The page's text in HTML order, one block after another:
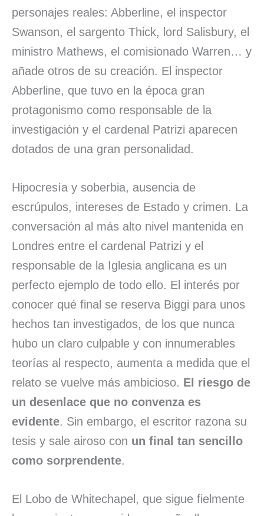
personajes reales: Abberline, el inspector
Swanson, el sargento Thick, lord Salisbury, el
ministro Mathews, el comisionado Warren… y
añade otros de su creación. El inspector
Abberline, que tuvo en la época gran
protagonismo como responsable de la
investigación y el cardenal Patrizi aparecen
dotados de una gran personalidad.
Hipocresía y soberbia, ausencia de
escrúpulos, intereses de Estado y crimen. La
conversación al más alto nivel mantenida en
Londres entre el cardenal Patrizi y el
responsable de la Iglesia anglicana es un
perfecto ejemplo de todo ello. El interés por
conocer qué final se reserva Biggi para unos
hechos tan investigados, de los que nunca
hubo un claro culpable y con innumerables
teorías al respecto, aumenta a medida que el
relato se vuelve más ambicioso. El riesgo de
un desenlace que no convenza es
evidente. Sin embargo, el escritor razona su
tesis y sale airoso con un final tan sencillo
como sorprendente.
El Lobo de Whitechapel, que sigue fielmente